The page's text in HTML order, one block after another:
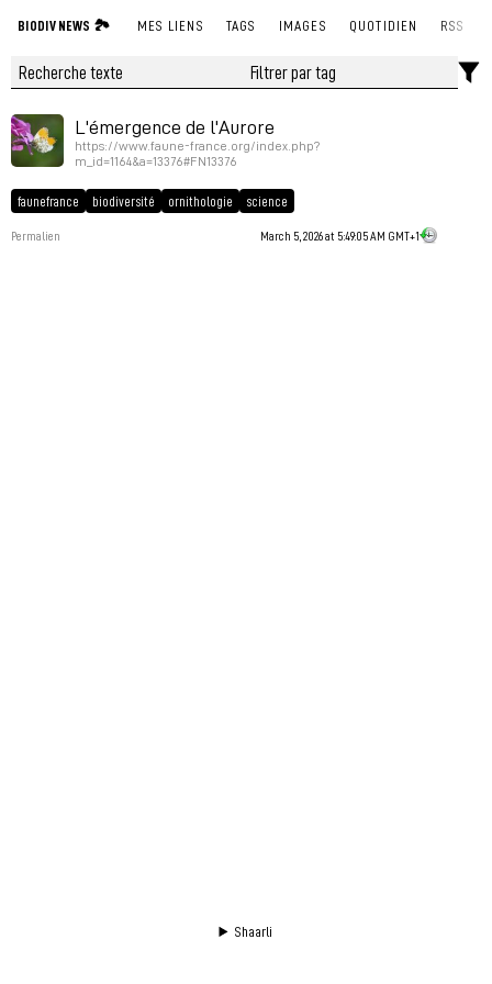
BIODIV NEWS 🏞 MES LIENS TAGS IMAGES QUOTIDIEN RSS
L'émergence de l'Aurore
https://www.faune-france.org/index.php?
m_id=1164&a=13376#FN13376
faunefrance biodiversité ornithologie science
Permalien March 5, 2026 at 5:49:05 AM GMT+1
Shaarli